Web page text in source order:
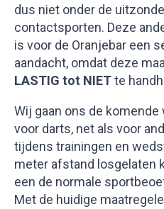
dus niet onder de
contactsporten. Deze
is voor de Oranjebar een
aandacht, omdat deze
LASTIG tot NIETte
Wij gaan ons de
voor darts, net als voor
tijdens trainingen en
meter afstand losgelaten
een de normale
Met de huidige